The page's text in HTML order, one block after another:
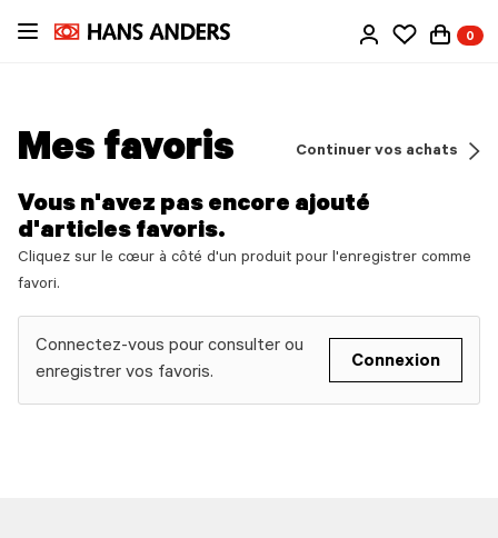
Passer
0
Mes favoris Continuer vos achats
Vous n'avez pas encore ajouté
d'articles favoris.
Cliquez sur le cœur à côté d'un produit pour l'enregistrer comme
favori.
Connectez-vous pour consulter ou
enregistrer vos favoris.
Connexion